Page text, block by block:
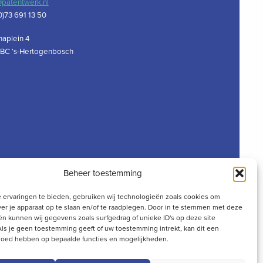
Beheer toestemming
ervaringen te bieden, gebruiken wij technologieën zoals cookies om
je apparaat op te slaan en/of te raadplegen. Door in te stemmen met deze
kunnen wij gegevens zoals surfgedrag of unieke ID's op deze site
je geen toestemming geeft of uw toestemming intrekt, kan dit een
hebben op bepaalde functies en mogelijkheden.
691 13 50
4
‘s-Hertogenbosch